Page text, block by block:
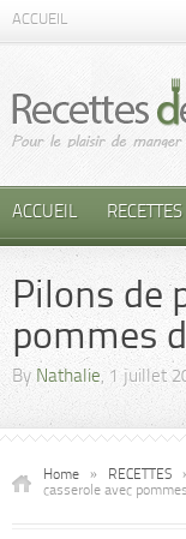
ACCUEIL
ACCUEIL RECETTES
Pilons de
pommes
By Nathalie, 1 juillet
Home » RECETTES
casserole avec